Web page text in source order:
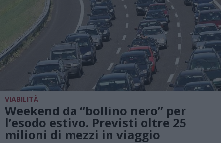
VIABILITÀ
Weekend da “bollino nero” per
l’esodo estivo. Previsti oltre 25
milioni di mezzi in viaggio